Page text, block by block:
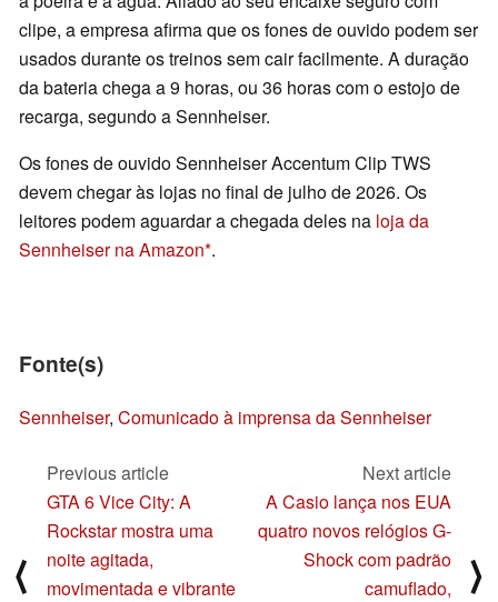
clipe, a empresa afirma que os fones de ouvido podem ser
usados durante os treinos sem cair facilmente. A duração
da bateria chega a 9 horas, ou 36 horas com o estojo de
recarga, segundo a Sennheiser.
Os fones de ouvido Sennheiser Accentum Clip TWS
devem chegar às lojas no final de julho de 2026. Os
leitores podem aguardar a chegada deles na loja da
Sennheiser na Amazon .
Fonte(s)
Sennheiser, Comunicado à imprensa da Sennheiser
⟨
Previous article
GTA 6 Vice City: A
Rockstar mostra uma
noite agitada,
movimentada e vibrante
Next article
A Casio lança nos EUA
quatro novos relógios G-
Shock com padrão
camuflado,
⟩